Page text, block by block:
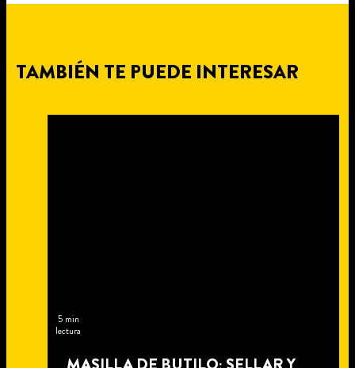
TAMBIÉN TE PUEDE INTERESAR
5 min
lectura